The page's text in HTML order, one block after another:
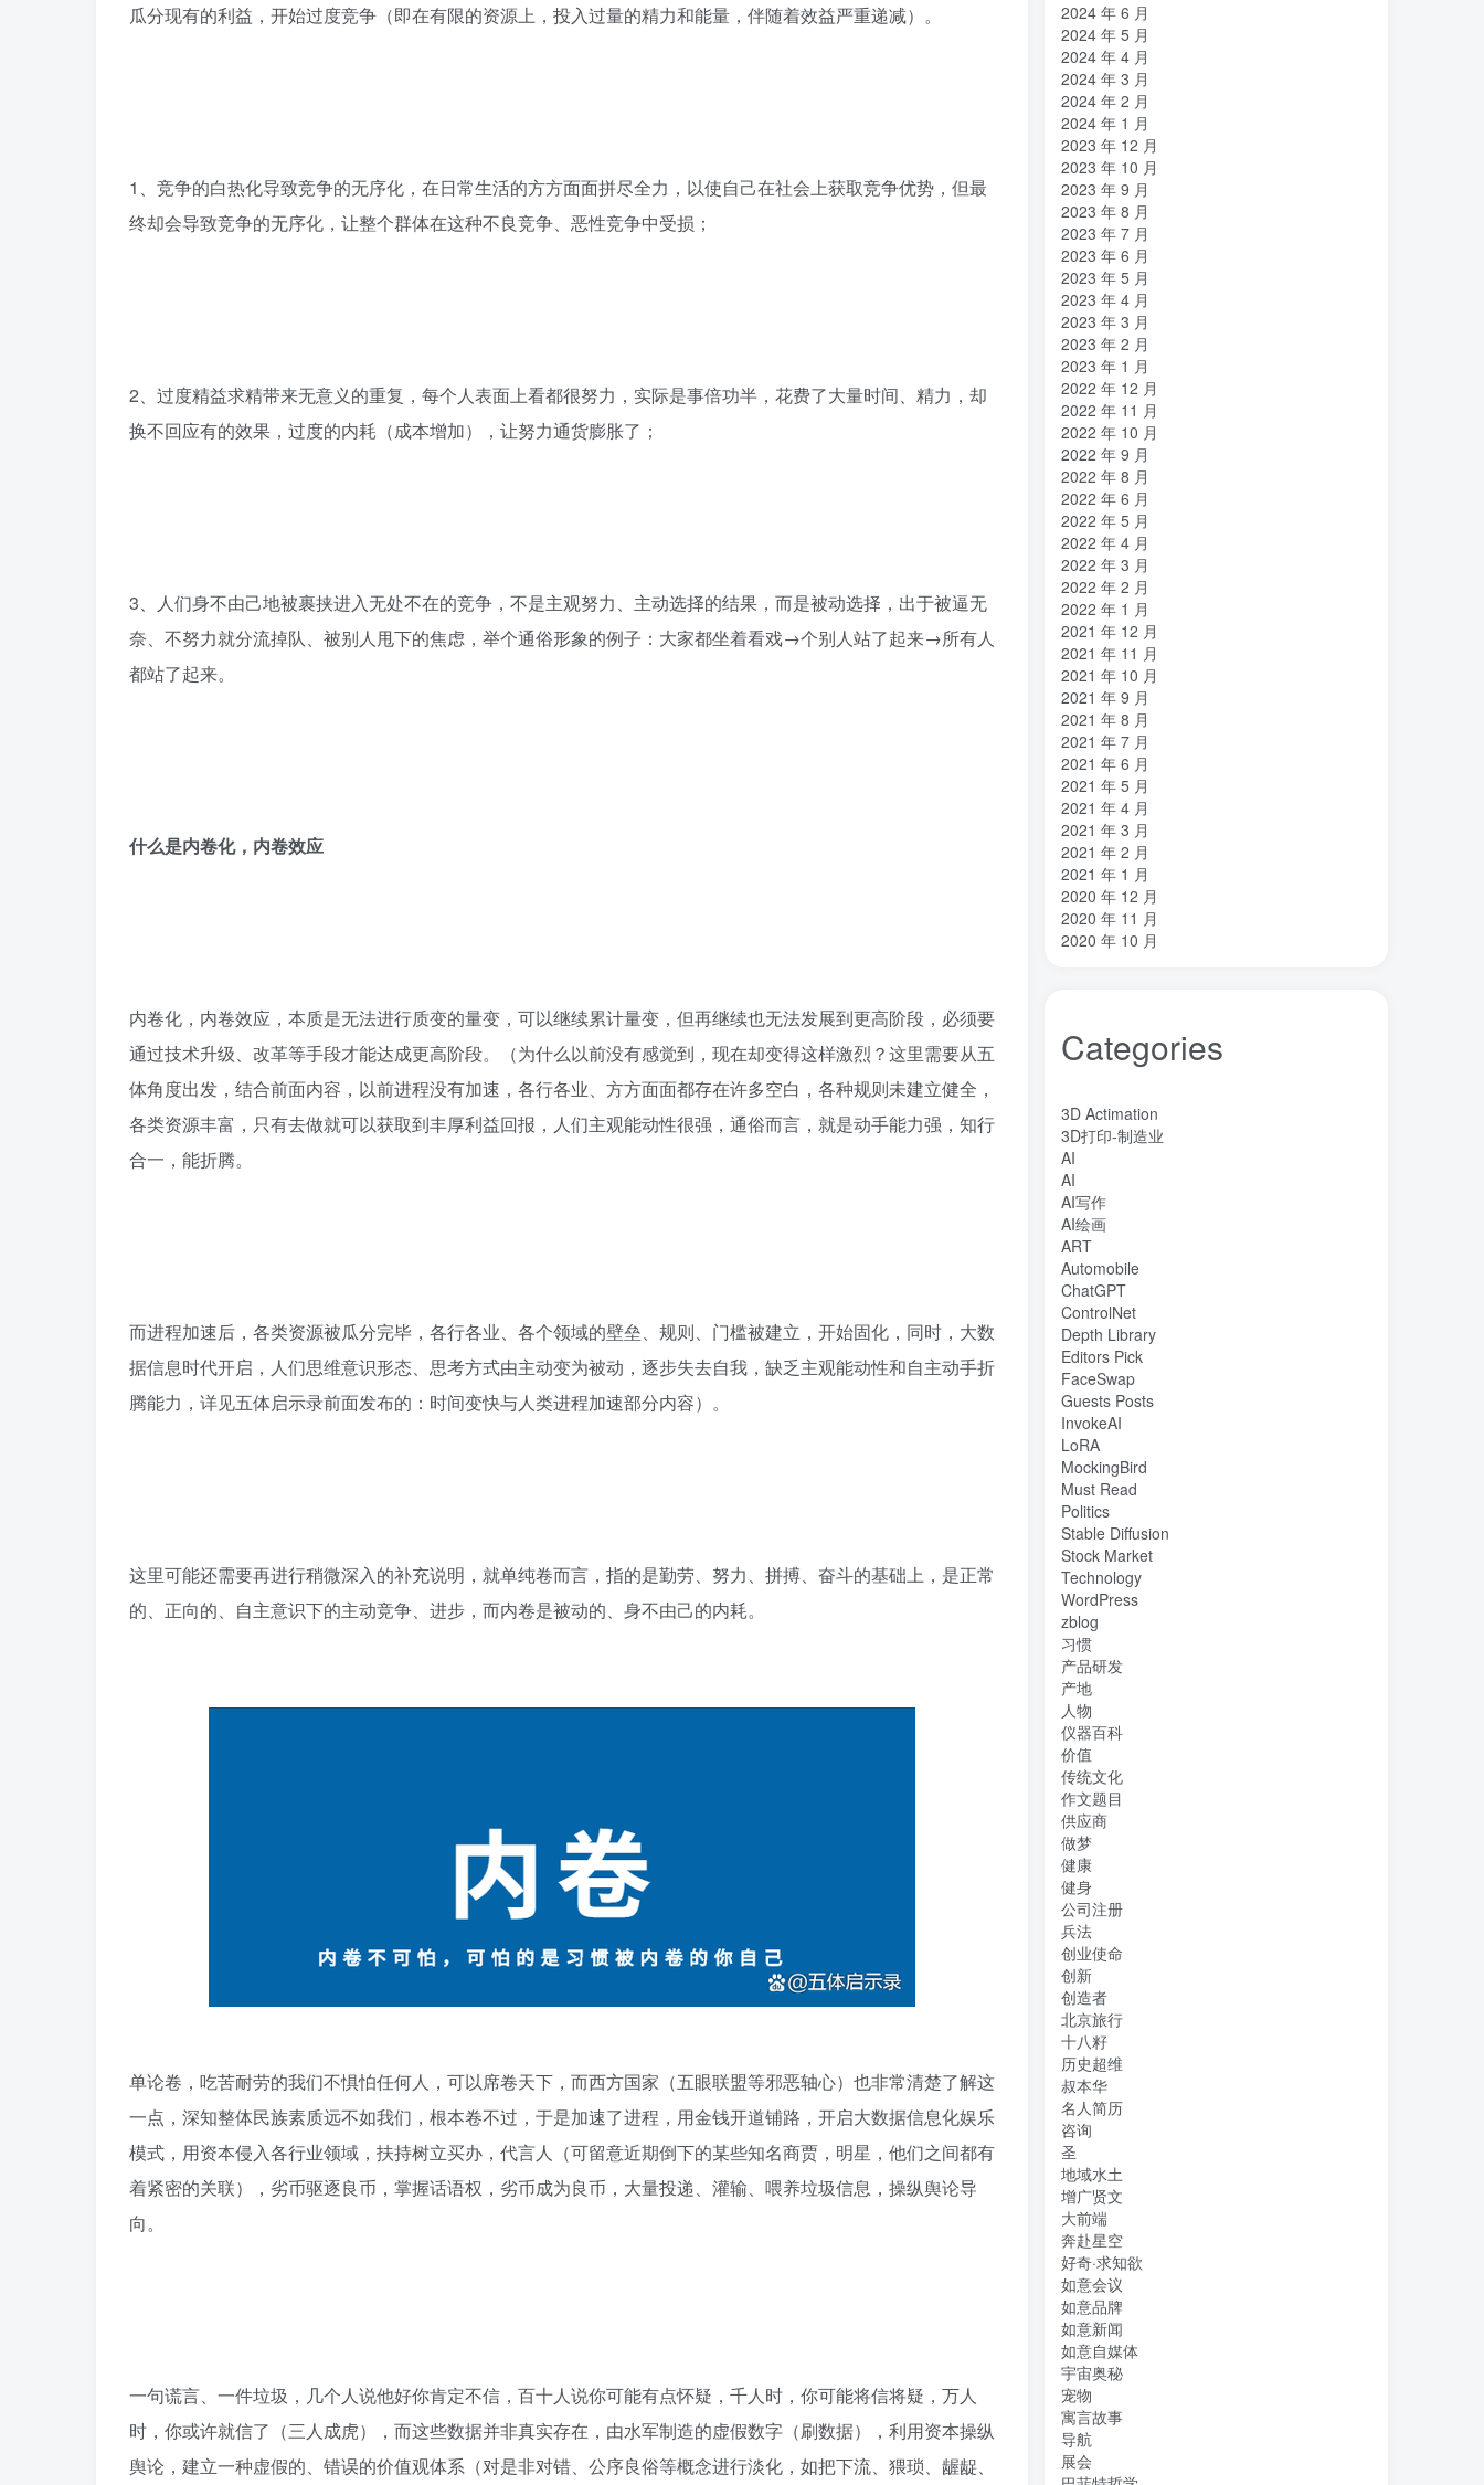
瓜分现有的利益，开始过度竞争（即在有限的资源上，投入过量的精力和能量，伴随着效益严重递减）。
1、竞争的白热化导致竞争的无序化，在日常生活的方方面面拼尽全力，以使自己在社会上获取竞争优势，但最
终却会导致竞争的无序化，让整个群体在这种不良竞争、恶性竞争中受损；
2、过度精益求精带来无意义的重复，每个人表面上看都很努力，实际是事倍功半 ，花费了大量时间、精力，却
换不回应有的效果，过度的内耗（成本增加），让努力通货膨胀了；
3、人们身不由己地被裹挟进入无处不在的竞争，不是主观努力、主动选择的结果，而是被动选择，出于被逼无
奈、不努力就分流掉队、被别人甩下的焦虑，举个通俗形象的例子：大家都坐着看戏→个别人站了起来→所有人
都站了起来。
什么是内卷化，内卷效应
内卷化，内卷效应，本质是无法进行质变的量变，可以继续累计量变，但再继续也无法发展到更高阶段，必须要
通过技术升级、改革等手段才能达成更高阶段。（为什么以前没有感觉到，现在却变得这样激烈？这里需要从五
体角度出发，结合前面内容，以前进程没有加速，各行各业、方方面面都存在许多空白，各种规则未建立健全，
各类资源丰富，只有去做就可以获取到丰厚利益回报，人们主观能动性很强，通俗而言，就是动手能力强，知行
合一，能折腾。
而进程加速后，各类资源被瓜分完毕，各行各业、各个领域的壁垒、规则、门槛被建立，开始固化，同时，大数
据信息时代开启，人们思维意识形态、思考方式由主动变为被动，逐步失去自我，缺乏主观能动性和自主动手折
腾能力，详见五体启示录前面发布的：时间变快与人类进程加速部分内容）。
这里可能还需要再进行稍微深入的补充说明，就单纯卷而言，指的是勤劳、努力、拼搏、奋斗的基础上，是正常
的、正向的、自主意识下的主动竞争、进步，而内卷是被动的、身不由己的内耗。
单论卷，吃苦耐劳的我们不惧怕任何人，可以席卷天下，而西方国家（五眼联盟等邪恶轴心）也非常清楚了解这
一点，深知整体民族素质远不如我们，根本卷不过，于是加速了进程，用金钱开道铺路，开启大数据信息化娱乐
模式，用资本侵入各行业领域，扶持树立买办，代言人（可留意近期倒下的某些知名商贾，明星，他们之间都有
着紧密的关联），劣币驱逐良币，掌握话语权，劣币成为良币，大量投递、灌输、喂养垃圾信息，操纵舆论导
向。
一句谎言、一件垃圾，几个人说他好你肯定不信，百十人说你可能有点怀疑，千人时，你可能将信将疑，万人
时，你或许就信了（三人成虎），而这些数据并非真实存在，由水军制造的虚假数字（刷数据），利用资本操纵
舆论，建立一种虚假的、错误的价值观体系（对是非对错、公序良俗等概念进行淡化，如把下流、猥琐、龌龊、
2024 年 6 月
2024 年 5 月
2024 年 4 月
2024 年 3 月
2024 年 2 月
2024 年 1 月
2023 年 12 月
2023 年 10 月
2023 年 9 月
2023 年 8 月
2023 年 7 月
2023 年 6 月
2023 年 5 月
2023 年 4 月
2023 年 3 月
2023 年 2 月
2023 年 1 月
2022 年 12 月
2022 年 11 月
2022 年 10 月
2022 年 9 月
2022 年 8 月
2022 年 6 月
2022 年 5 月
2022 年 4 月
2022 年 3 月
2022 年 2 月
2022 年 1 月
2021 年 12 月
2021 年 11 月
2021 年 10 月
2021 年 9 月
2021 年 8 月
2021 年 7 月
2021 年 6 月
2021 年 5 月
2021 年 4 月
2021 年 3 月
2021 年 2 月
2021 年 1 月
2020 年 12 月
2020 年 11 月
2020 年 10 月
Categories
3D Actimation
3D打印-制造业
AI
AI
AI写作
AI绘画
ART
Automobile
ChatGPT
ControlNet
Depth Library
Editors Pick
FaceSwap
Guests Posts
InvokeAI
LoRA
MockingBird
Must Read
Politics
Stable Diffusion
Stock Market
Technology
WordPress
zblog
习惯
产品研发
产地
人物
仪器百科
价值
传统文化
作文题目
供应商
做梦
健康
健身
公司注册
兵法
创业使命
创新
创造者
北京旅行
十八籽
历史超维
叔本华
名人简历
咨询
圣
地域水土
增广贤文
大前端
奔赴星空
好奇·求知欲
如意会议
如意品牌
如意新闻
如意自媒体
宇宙奥秘
宠物
寓言故事
导航
展会